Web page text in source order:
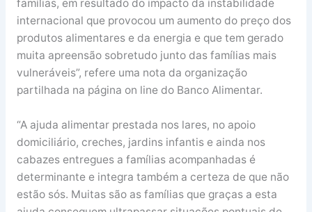
famílias, em resultado do impacto da instabilidade
internacional que provocou um aumento do preço dos
produtos alimentares e da energia e que tem gerado
muita apreensão sobretudo junto das famílias mais
vulneráveis”, refere uma nota da organização
partilhada na página on line do Banco Alimentar.
“A ajuda alimentar prestada nos lares, no apoio
domiciliário, creches, jardins infantis e ainda nos
cabazes entregues a famílias acompanhadas é
determinante e integra também a certeza de que não
estão sós. Muitas são as famílias que graças a esta